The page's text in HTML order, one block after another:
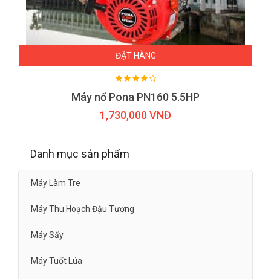
ĐẶT HÀNG
Máy nổ Pona PN160 5.5HP
1,730,000 VNĐ
Danh mục sản phẩm
Máy Làm Tre
Máy Thu Hoạch Đậu Tương
Máy Sấy
Máy Tuốt Lúa